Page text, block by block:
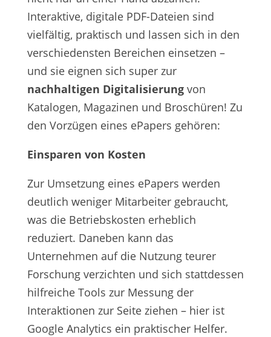
Interaktive, digitale PDF-Dateien sind
vielfältig, praktisch und lassen sich in den
verschiedensten Bereichen einsetzen –
und sie eignen sich super zur
nachhaltigen Digitalisierungvon
Katalogen, Magazinen und Broschüren! Zu
den Vorzügen eines ePapers gehören:
Einsparen von Kosten
Zur Umsetzung eines ePapers werden
deutlich weniger Mitarbeiter gebraucht,
was die Betriebskosten erheblich
reduziert. Daneben kann das
Unternehmen auf die Nutzung teurer
Forschung verzichten und sich stattdessen
hilfreiche Tools zur Messung der
Interaktionen zur Seite ziehen – hier ist
Google Analytics ein praktischer Helfer.